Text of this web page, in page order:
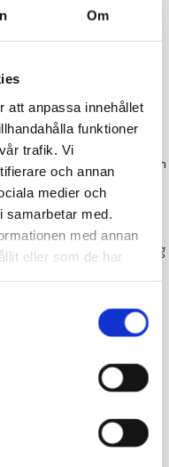
Om
att anpassa innehållet
funktioner
trafik. Vi
och annan
medier och
med.
med annan
eller som de har
rosa lappar på
med
heta Raseborgs fjord och
lyftas fram och
kunde också få ett
Hur låter det med en
ö-universitet med inriktning
Eller en modern
tänka sig